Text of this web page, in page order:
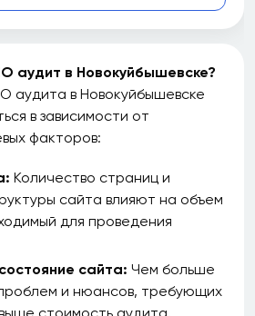
аудит в Новокуйбышевске?
аудита в Новокуйбышевске
в зависимости от
факторов:
Количество страниц и
сайта влияют на объем
для проведения
сайта: Чем больше
и нюансов, требующих